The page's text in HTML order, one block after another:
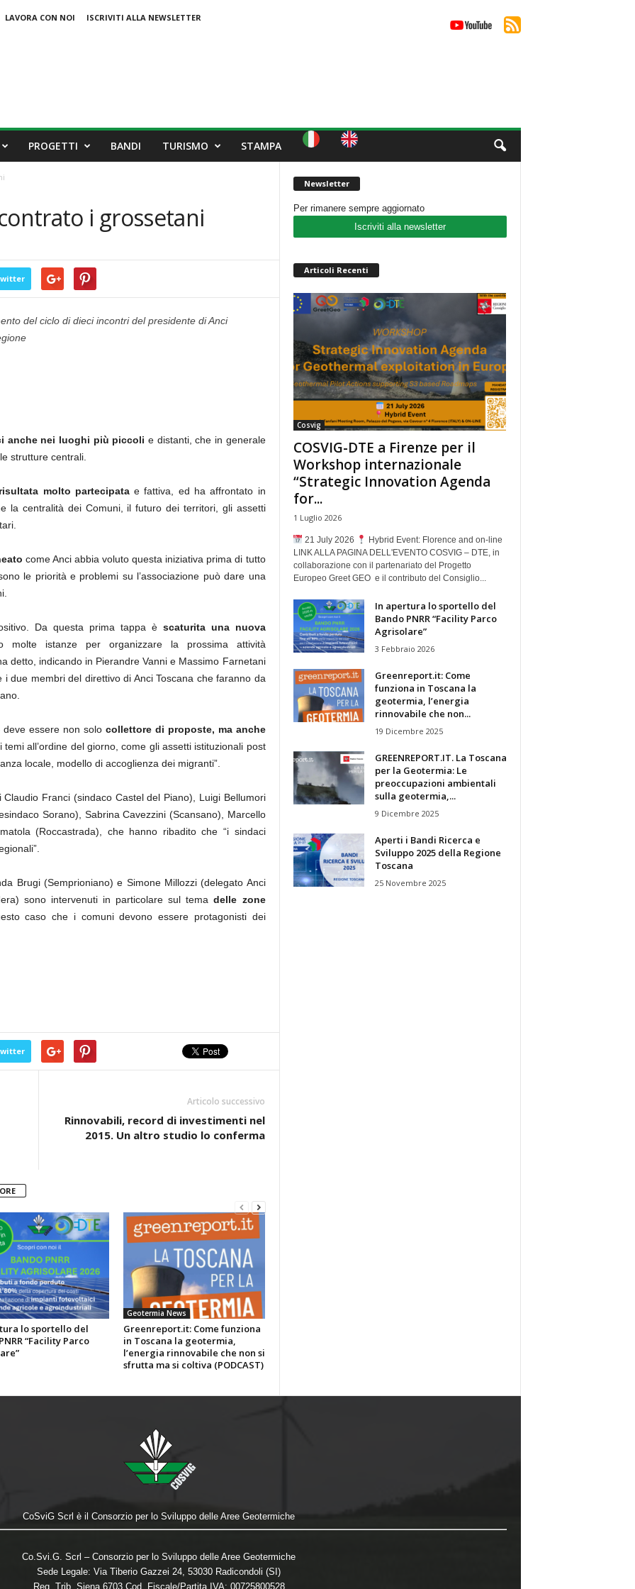
LAVORA CON NOI ISCRIVITI ALLA NEWSLETTER
PROGETTI BANDI TURISMO STAMPA
i grossetani
del ciclo di dieci incontri del presidente di Anci
anche nei luoghi più piccoli e distanti, che in generale
strutture centrali.
molto partecipatae fattiva, ed ha affrontato in
la centralità dei Comuni, il futuro dei territori, gli assetti
come Anci abbia voluto questa iniziativa prima di tutto
le priorità e problemi su l’associazione può dare una
Da questa prima tappa è scaturita una nuova
molte istanze per organizzare la prossima attività
detto, indicando in Pierandre Vanni e Massimo Farnetani
due membri del direttivo di Anci Toscana che faranno da
deve essere non solo collettore di proposte, ma anche
all’ordine del giorno, come gli assetti istituzionali post
locale, modello di accoglienza dei migranti”.
Claudio Franci (sindaco Castel del Piano), Luigi Bellumori
Sorano), Sabrina Cavezzini (Scansano), Marcello
(Roccastrada), che hanno ribadito che “i sindaci
Brugi (Semprioniano) e Simone Millozzi (delegato Anci
sono intervenuti in particolare sul temadelle zone
caso che i comuni devono essere protagonisti dei
Articolo successivo
Rinnovabili, record di investimenti nel
2015. Un altro studio lo conferma
lo sportello del
“Facility Parco
Geotermia News
Greenreport.it: Come funziona
in Toscana la geotermia,
l’energia rinnovabile che non si
sfrutta ma si coltiva (PODCAST)
Newsletter
Per rimanere sempre aggiornato
Iscriviti alla newsletter
Articoli Recenti
Cosvig
COSVIG-DTE a Firenze per il
Workshop internazionale
“Strategic Innovation Agenda
for...
1 Luglio 2026
21 July 2026
Hybrid Event: Florence and on-line
LINK ALLA PAGINA DELL'EVENTO COSVIG – DTE, in
collaborazione con il partenariato del Progetto
Europeo Greet GEO e il contributo del Consiglio...
In apertura lo sportello del
Bando PNRR “Facility Parco
Agrisolare”
3 Febbraio 2026
Greenreport.it: Come
funziona in Toscana la
geotermia, l’energia
rinnovabile che non...
19 Dicembre 2025
GREENREPORT.IT. La Toscana
per la Geotermia: Le
preoccupazioni ambientali
sulla geotermia,...
9 Dicembre 2025
Aperti i Bandi Ricerca e
Sviluppo 2025 della Regione
Toscana
25 Novembre 2025
CoSviG Scrl è il Consorzio per lo Sviluppo delle Aree Geotermiche
Co.Svi.G. Scrl – Consorzio per lo Sviluppo delle Aree Geotermiche
Sede Legale: Via Tiberio Gazzei 24, 53030 Radicondoli (SI)
Reg. Trib. Siena 6703 Cod. Fiscale/Partita IVA: 00725800528